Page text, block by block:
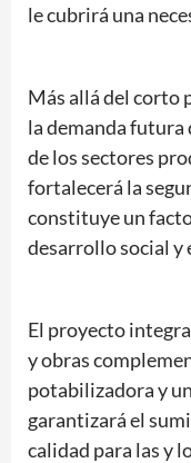
le cubrirá una
Más allá del corto
la demanda futura
de los sectores
fortalecerá la
constituye un
desarrollo social y
El proyecto
y obras
potabilizadora y
garantizará el
calidad para las y